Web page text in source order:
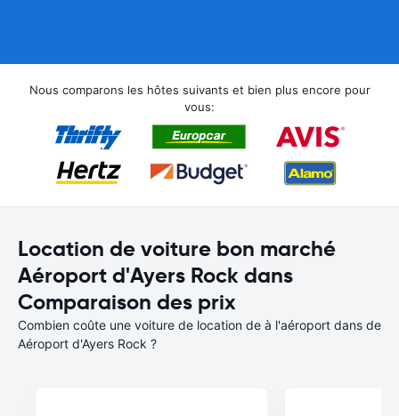
Nous comparons les hôtes suivants et bien plus encore pour
vous:
Location de voiture bon marché
Aéroport d'Ayers Rock dans
Comparaison des prix
Combien coûte une voiture de location de à l'aéroport dans de
Aéroport d'Ayers Rock ?